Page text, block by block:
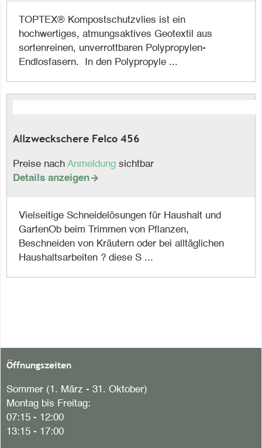
TOPTEX® Kompostschutzvlies ist ein
hochwertiges, atmungsaktives Geotextil aus
sortenreinen, unverrottbaren Polypropylen-
Endlosfasern. In den Polypropyle ...
Allzweckschere Felco 456
Preise nach Anmeldung sichtbar
Details anzeigen
Vielseitige Schneidelösungen für Haushalt und
GartenOb beim Trimmen von Pflanzen,
Beschneiden von Kräutern oder bei alltäglichen
Haushaltsarbeiten ? diese S ...
Öffnungszeiten
Sommer (1. März - 31. Oktober)
Montag bis Freitag:
07:15 - 12:00
13:15 - 17:00